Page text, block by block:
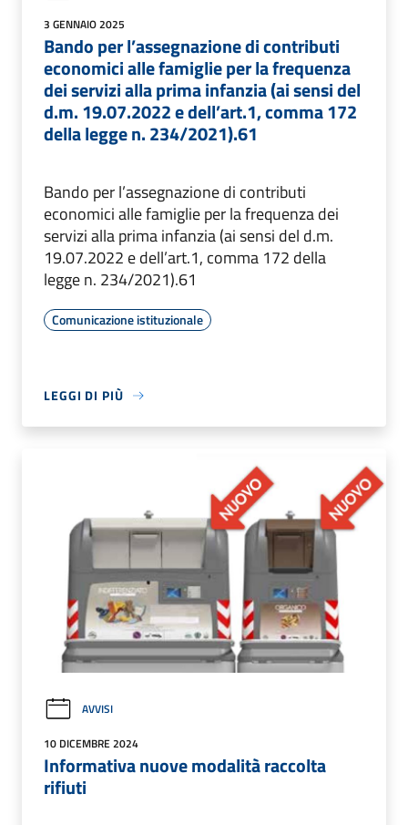
3 GENNAIO 2025
Bando per l’assegnazione di contributi
economici alle famiglie per la frequenza
dei servizi alla prima infanzia (ai sensi del
d.m. 19.07.2022 e dell’art.1, comma 172
della legge n. 234/2021).61
Bando per l’assegnazione di contributi
economici alle famiglie per la frequenza dei
servizi alla prima infanzia (ai sensi del d.m.
19.07.2022 e dell’art.1, comma 172 della
legge n. 234/2021).61
Comunicazione istituzionale
LEGGI DI PIÙ
AVVISI
10 DICEMBRE 2024
Informativa nuove modalità raccolta
rifiuti